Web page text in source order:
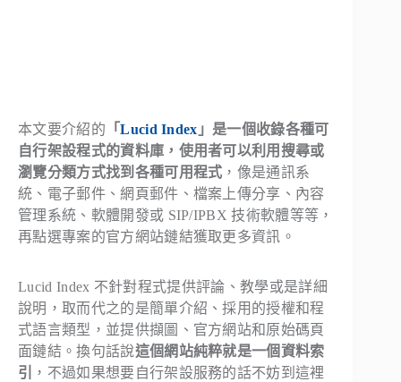
本文要介紹的 「Lucid Index 」是一個收錄各種可
自行架設程式的資料庫，使用者可以利用搜尋或
瀏覽分類方式找到各種可用程式 ，像是通訊系
統、電子郵件、網頁郵件、檔案上傳分享、內容
管理系統、軟體開發或 SIP/IPBX 技術軟體等等，
再點選專案的官方網站鏈結獲取更多資訊。
Lucid Index 不針對程式提供評論、教學或是詳細
說明，取而代之的是簡單介紹、採用的授權和程
式語言類型，並提供擷圖、官方網站和原始碼頁
面鏈結。換句話說這個網站純粹就是一個資料索
引
，不過如果想要自行架設服務的話不妨到這裡